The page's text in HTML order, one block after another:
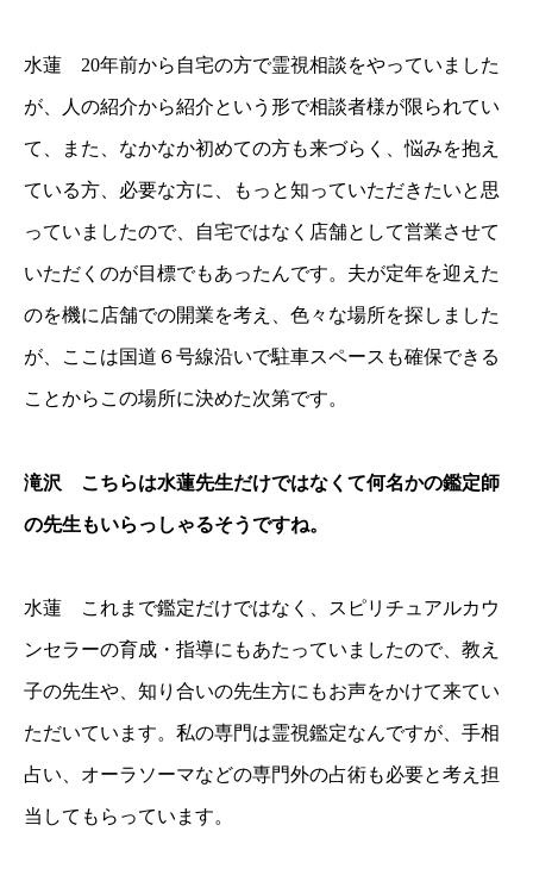
水蓮 20年前から自宅の方で霊視相談をやっていました
が、人の紹介から紹介という形で相談者様が限られてい
て、また、なかなか初めての方も来づらく、悩みを抱え
ている方、必要な方に、もっと知っていただきたいと思
っていましたので、自宅ではなく店舗として営業させて
いただくのが目標でもあったんです。夫が定年を迎えた
のを機に店舗での開業を考え、色々な場所を探しました
が、ここは国道６号線沿いで駐車スペースも確保できる
ことからこの場所に決めた次第です。
滝沢 こちらは水蓮先生だけではなくて何名かの鑑定師
の先生もいらっしゃるそうですね。
水蓮 これまで鑑定だけではなく、スピリチュアルカウ
ンセラーの育成・指導にもあたっていましたので、教え
子の先生や、知り合いの先生方にもお声をかけて来てい
ただいています。私の専門は霊視鑑定なんですが、手相
占い、オーラソーマなどの専門外の占術も必要と考え担
当してもらっています。